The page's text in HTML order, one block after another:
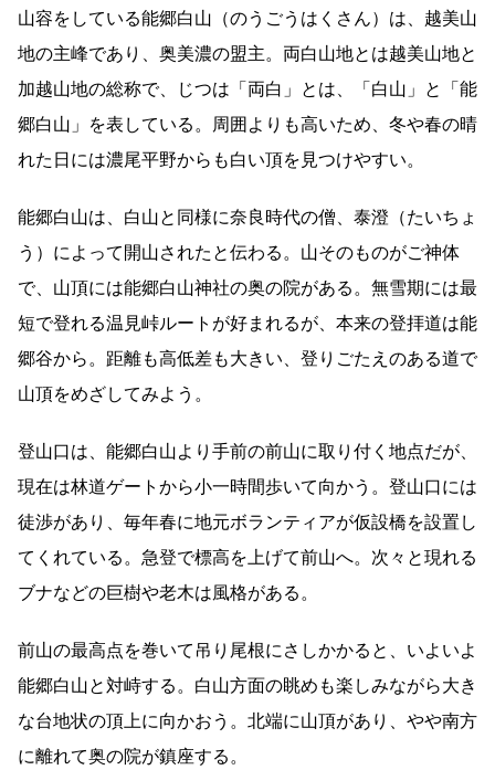
山容をしている能郷白山（のうごうはくさん）は、越美山
地の主峰であり、奥美濃の盟主。両白山地とは越美山地と
加越山地の総称で、じつは「両白」とは、「白山」と「能
郷白山」を表している。周囲よりも高いため、冬や春の晴
れた日には濃尾平野からも白い頂を見つけやすい。
能郷白山は、白山と同様に奈良時代の僧、泰澄（たいちょ
う）によって開山されたと伝わる。山そのものがご神体
で、山頂には能郷白山神社の奥の院がある。無雪期には最
短で登れる温見峠ルートが好まれるが、本来の登拝道は能
郷谷から。距離も高低差も大きい、登りごたえのある道で
山頂をめざしてみよう。
登山口は、能郷白山より手前の前山に取り付く地点だが、
現在は林道ゲートから小一時間歩いて向かう。登山口には
徒渉があり、毎年春に地元ボランティアが仮設橋を設置し
てくれている。急登で標高を上げて前山へ。次々と現れる
ブナなどの巨樹や老木は風格がある。
前山の最高点を巻いて吊り尾根にさしかかると、いよいよ
能郷白山と対峙する。白山方面の眺めも楽しみながら大き
な台地状の頂上に向かおう。北端に山頂があり、やや南方
に離れて奥の院が鎮座する。